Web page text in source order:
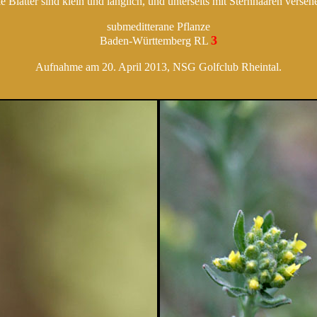
submeditterane Pflanze
Baden-Württemberg RL 3
Aufnahme am 20. April 2013, NSG Golfclub Rheintal.